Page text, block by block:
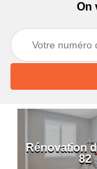
On
Rénovation
82